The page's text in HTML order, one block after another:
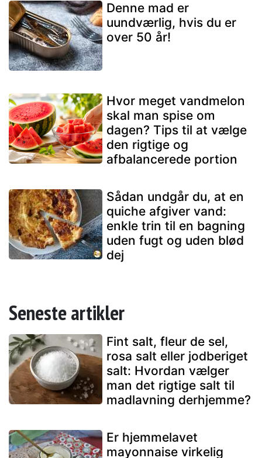
Denne mad er
uundværlig, hvis du er
over 50 år!
Hvor meget vandmelon
skal man spise om
dagen? Tips til at vælge
den rigtige og
afbalancerede portion
Sådan undgår du, at en
quiche afgiver vand:
enkle trin til en bagning
uden fugt og uden blød
dej
Seneste artikler
Fint salt, fleur de sel,
rosa salt eller jodberiget
salt: Hvordan vælger
man det rigtige salt til
madlavning derhjemme?
Er hjemmelavet
mayonnaise virkelig